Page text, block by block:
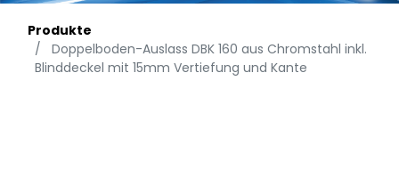
Produkte
Doppelboden-Auslass DBK 160 aus Chromstahl inkl.
Blinddeckel mit 15mm Vertiefung und Kante